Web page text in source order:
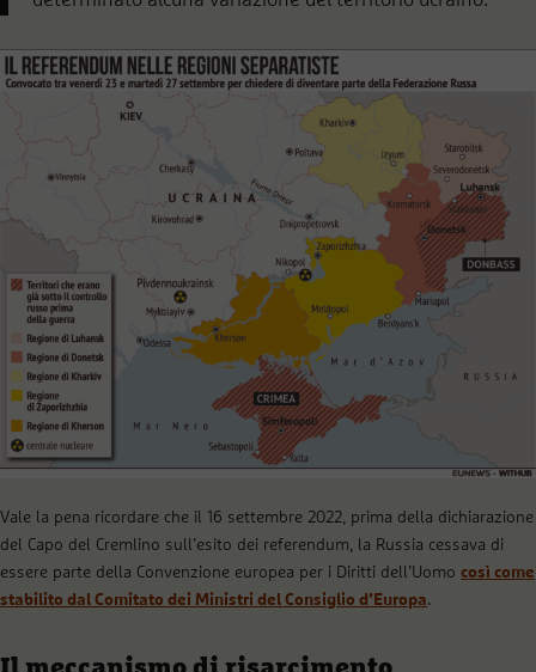
Vale la pena ricordare che il 16 settembre 2022, prima della dichiarazione
del Capo del Cremlino sull’esito dei referendum, la Russia cessava di
essere parte della Convenzione europea per i Diritti dell’Uomo così come
stabilito dal Comitato dei Ministri del Consiglio d’Europa.